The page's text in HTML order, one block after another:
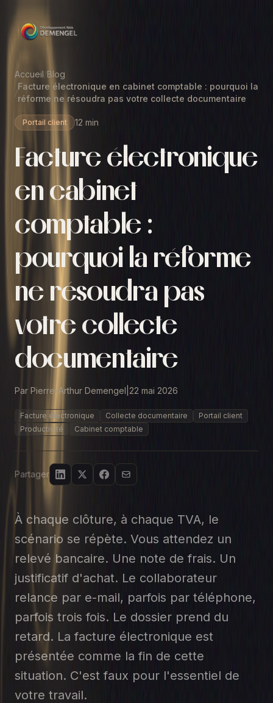
Accueil/Blog
/
Facture électronique en cabinet comptable : pourquoi la
réforme ne résoudra pas votre collecte documentaire
Portail client 12 min
Facture électronique
en cabinet
comptable :
pourquoi la réforme
ne résoudra pas
votre collecte
documentaire
Par Pierre-Arthur Demengel 22 mai 2026
Facture électronique Collecte documentaire
Portail client
Productivité
Cabinet comptable
Partager
À chaque clôture, à chaque TVA, le
scénario se répète. Vous attendez un
relevé bancaire. Une note de frais. Un
justificatif d'achat. Le collaborateur
relance par e-mail, parfois par téléphone,
parfois trois fois. Le dossier prend du
retard. La facture électronique est
présentée comme la fin de cette
situation. C'est faux pour l'essentiel de
votre travail.